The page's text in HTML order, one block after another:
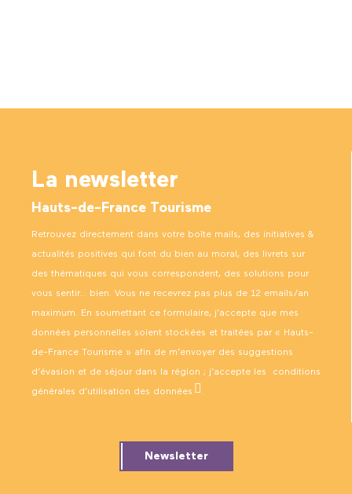
La newsletter
Hauts-de-France Tourisme
Retrouvez directement dans votre boîte mails, des initiatives &
actualités positives qui font du bien au moral, des livrets sur
des thématiques qui vous correspondent, des solutions pour
vous sentir… bien. Vous ne recevrez pas plus de 12 emails/an
maximum. En soumettant ce formulaire, j’accepte que mes
données personnelles soient stockées et traitées par « Hauts-
de-France Tourisme » afin de m’envoyer des suggestions
d’évasion et de séjour dans la région ; j’accepte les conditions
générales d’utilisation des données .
Newsletter